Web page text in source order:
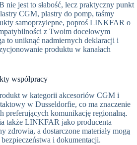
nie jest to słabość, lecz praktyczny punkt
CGM, plastry do pomp, taśmy
samoprzylepne, poproś LINKFAR o
z Twoim docelowym
to uniknąć nadmiernych deklaracji i
produktu w kanałach
współpracy
w kategorii akcesoriów CGM i
w Dusseldorfie, co ma znaczenie
preferujących komunikację regionalną.
także LINKFAR jako producenta
zdrowia, a dostarczone materiały mogą
i dokumentacji.